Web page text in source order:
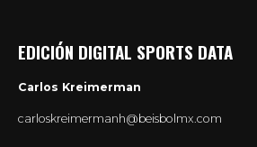
EDICIÓN DIGITAL SPORTS DATA
Carlos Kreimerman
carloskreimermanh@beisbolmx.com